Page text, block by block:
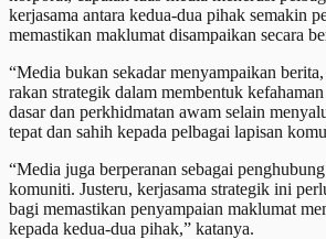
kerjasama antara kedua-dua pihak semakin
memastikan maklumat disampaikan secara
“Media bukan sekadar menyampaikan
rakan strategik dalam membentuk
dasar dan perkhidmatan awam selain
tepat dan sahih kepada pelbagai lapisan
“Media juga berperanan sebagai
komuniti. Justeru, kerjasama strategik ini
bagi memastikan penyampaian maklumat
kepada kedua-dua pihak,” katanya.